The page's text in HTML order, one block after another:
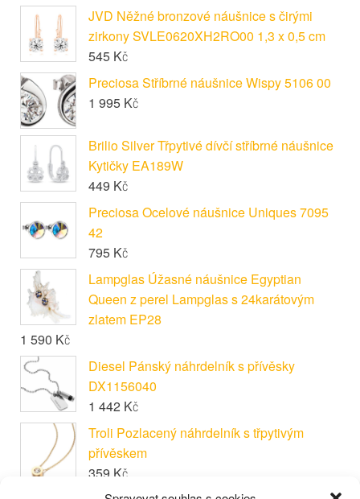
JVD Něžné bronzové náušnice s čirými
zirkony SVLE0620XH2RO00 1,3 x 0,5 cm
545 Kč
Preciosa Stříbrné náušnice Wispy 5106 00
1 995 Kč
Brilio Silver Třpytivé dívčí stříbrné náušnice
Kytičky EA189W
449 Kč
Preciosa Ocelové náušnice Uniques 7095
42
795 Kč
Lampglas Úžasné náušnice Egyptian
Queen z perel Lampglas s 24karátovým
zlatem EP28
1 590 Kč
Diesel Pánský náhrdelník s přívěsky
DX1156040
1 442 Kč
Troli Pozlacený náhrdelník s třpytivým
přívěskem
359 Kč